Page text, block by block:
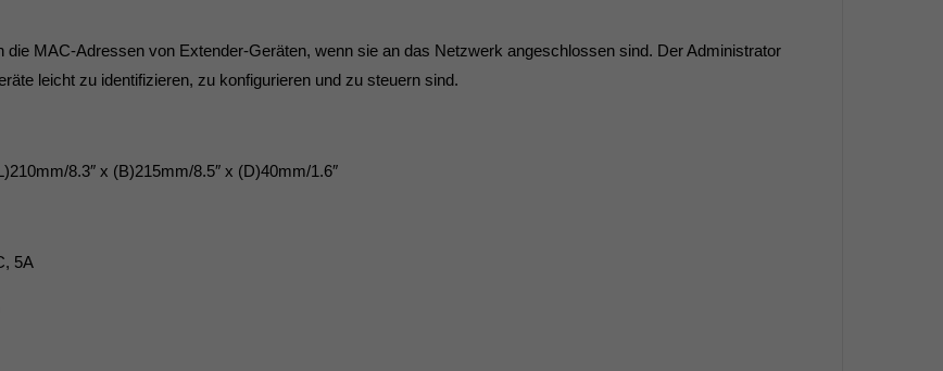
MAC-Adressen von Extender-Geräten, wenn sie an das Netzwerk angeschlossen sind. Der Administrator
leicht zu identifizieren, zu konfigurieren und zu steuern sind.
8.3″ x (B)215mm/8.5″ x (D)40mm/1.6″
5A